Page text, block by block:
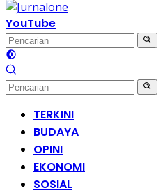
YouTube
TERKINI
BUDAYA
OPINI
EKONOMI
SOSIAL